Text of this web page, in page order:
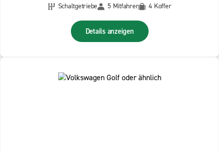
Schaltgetriebe
5 Mitfahrer 4 Koffer
Details anzeigen